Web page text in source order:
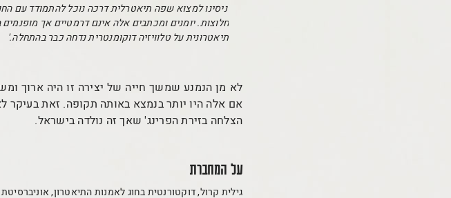
'ניסינו למצוא שפה תיאטרלית דרכה נוכל להתמודד עם
חלוצות. יומנים ומכתבים אלה אינם דרמטיים אך
תיאטרונית על טלוויזיה דוקומנטרית נדחה כבר בהתחלה.'
לא מן הנמנע שמשך חייה של יצירה זו היה ארוך
אם אלה היו יותר בנמצא באותה תקופה. זאת
הצלחה בזירת הפרינג' שאך זה נולדה בישראל.
על המחברת
גילית קרול, דוקטורנטית בחוג לאמנות התיאטרון,